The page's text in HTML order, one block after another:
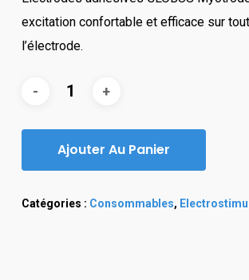
excitation confortable et efficace sur
l’électrode.
Ajouter Au Panier
Catégories : Consommables,